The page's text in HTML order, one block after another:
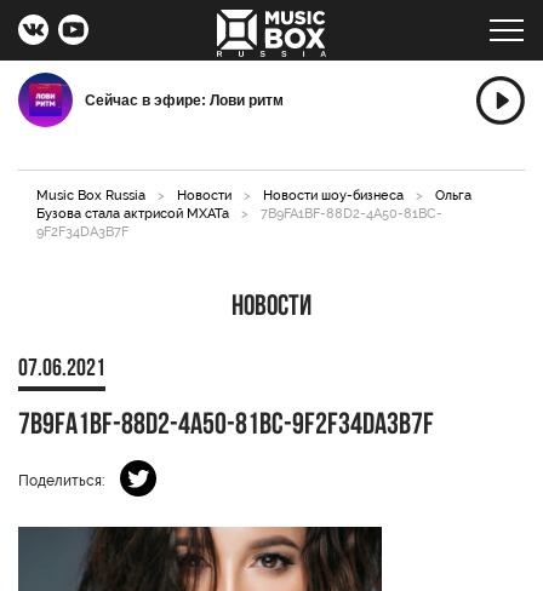
Сейчас в эфире: Лови ритм
Music Box Russia > Новости > Новости шоу-бизнеса >
Ольга
Бузова стала актрисой МХАТа
>
7B9FA1BF-88D2-4A50-81BC-
9F2F34DA3B7F
Новости
07.06.2021
7B9FA1BF-88D2-4A50-81BC-9F2F34DA3B7F
Поделиться: